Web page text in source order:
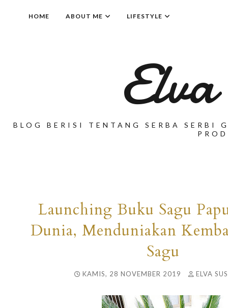
HOME ABOUT ME LIFESTYLE
BLOG BERISI TENTANG SERBA SERBI
Launching Buku Sagu
Dunia, Menduniakan
Sagu
KAMIS, 28 NOVEMBER 2019 ELVA